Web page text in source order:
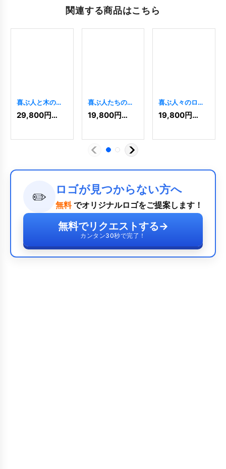
関連する商品はこちら
喜ぶ人と木のロ
ゴ[ 2402]
29,800円(税込)
喜ぶ人たちの飛
び出すロゴ
[2501]
19,800円(税込)
喜ぶ人々のロゴ
[1885]
19,800円(税込)
✏️ ロゴが見つからない方へ
無料 でオリジナルロゴをご提案します！
無料でリクエストする→
カンタン30秒で完了！